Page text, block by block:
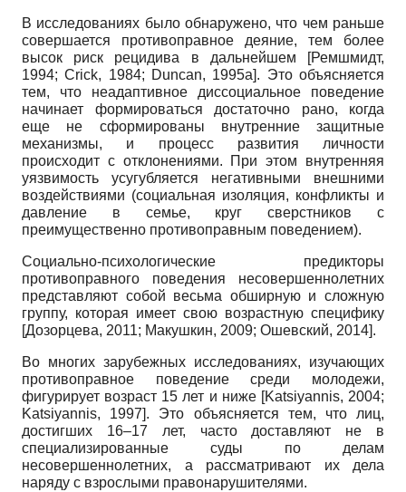
В исследованиях было обнаружено, что чем раньше
совершается противоправное деяние, тем более
высок риск рецидива в дальнейшем
[Ремшмидт,
1994;Crick, 1984; Duncan, 1995а]. Это объясняется
тем, что неадаптивное диссоциальное поведение
начинает формироваться достаточно рано, когда
еще не сформированы внутренние защитные
механизмы, и процесс развития личности
происходит с отклонениями. При этом внутренняя
уязвимость усугубляется негативными внешними
воздействиями (социальная изоляция, конфликты и
давление в семье, круг сверстников с
преимущественно противоправным поведением).
Социально-психологические предикторы
противоправного поведения несовершеннолетних
представляют собой весьма обширную и сложную
группу, которая имеет свою возрастную специфику
[Дозорцева, 2011; Макушкин, 2009; Ошевский, 2014].
Во многих зарубежных исследованиях, изучающих
противоправное поведение среди молодежи,
фигурирует возраст 15 лет и ниже [Katsiyannis, 2004;
Katsiyannis, 1997]. Это объясняется тем, что лиц,
достигших 16–17 лет, часто доставляют не в
специализированные суды по делам
несовершеннолетних, а рассматривают их дела
наряду с взрослыми правонарушителями.